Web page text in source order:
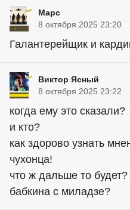
Марс
8 октября 2025 23:20
Галантерейщик и
Виктор Ясный
8 октября 2025 23:22
когда ему это сказали?
и кто?
как здорово узнать
чухонца!
что ж дальше то будет?
бабкина с миладзе?